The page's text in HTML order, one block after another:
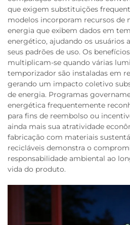
que exigem substituições
modelos incorporam recursos de
energia que exibem dados em
energético, ajudando os usuários
seus padrões de uso. Os
multiplicam-se quando várias
temporizador são instaladas em
gerando um impacto coletivo
de energia. Programas
energética frequentemente
para fins de reembolso ou
ainda mais sua atratividade
fabricação com materiais
recicláveis demonstra o
responsabilidade ambiental ao
vida do produto.